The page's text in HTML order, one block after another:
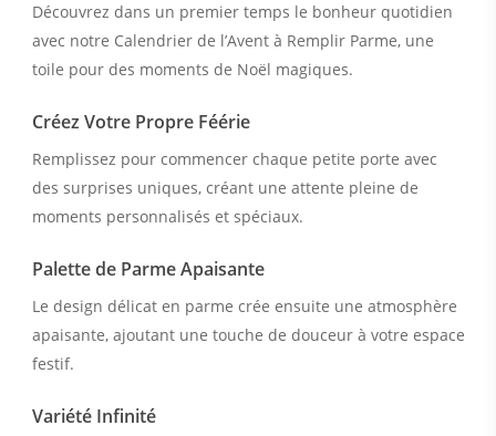
Découvrez dans un premier temps le bonheur quotidien
avec notre Calendrier de l’Avent à Remplir Parme, une
toile pour des moments de Noël magiques.
Créez Votre Propre Féérie
Remplissez pour commencer chaque petite porte avec
des surprises uniques, créant une attente pleine de
moments personnalisés et spéciaux.
Palette de Parme Apaisante
Le design délicat en parme crée ensuite une atmosphère
apaisante, ajoutant une touche de douceur à votre espace
festif.
Variété Infinité